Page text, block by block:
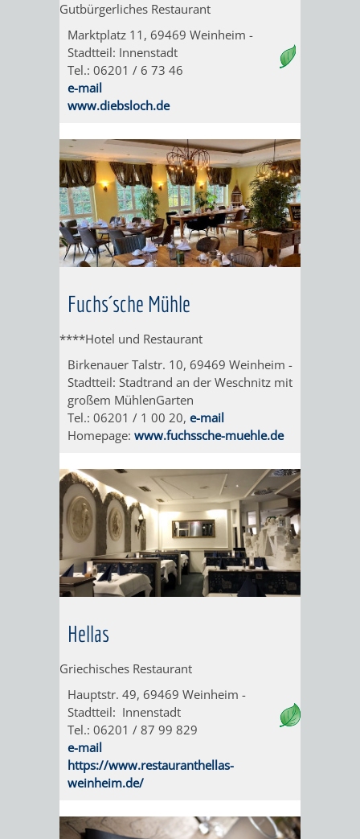
HINEIN
WACHENBERG-
VULKAN
UNTERE
MÜHLE
DIE
OBERE
FUCHS'SCHE
"MARIE
KOHLBACH"
/
/
ERINNERUNGEN
SCHRITT
AGB
Gutbürgerliches Restaurant
Marktplatz 11, 69469 Weinheim -
Stadtteil: Innenstadt
Tel.: 06201 / 6 73 46
e-mail
www.diebsloch.de
Fuchs´sche Mühle
****Hotel und Restaurant
Birkenauer Talstr. 10, 69469 Weinheim -
Stadtteil: Stadtrand an der Weschnitz mit
großem MühlenGarten
Tel.: 06201 / 1 00 20, e-mail
Homepage: www.fuchssche-muehle.de
Hellas
Griechisches Restaurant
Hauptstr. 49, 69469 Weinheim -
Stadtteil: Innenstadt
Tel.: 06201 / 87 99 829
e-mail
https://www.restauranthellas-
weinheim.de/